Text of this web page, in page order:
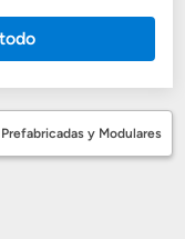
Prefabricadas y Modulares